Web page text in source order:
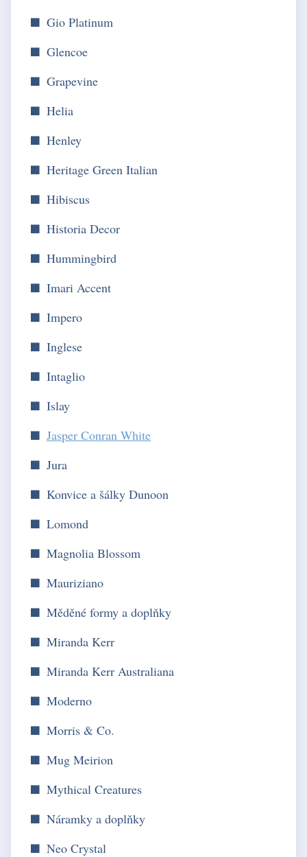
Gio Platinum
Glencoe
Grapevine
Helia
Henley
Heritage Green Italian
Hibiscus
Historia Decor
Hummingbird
Imari Accent
Impero
Inglese
Intaglio
Islay
Jasper Conran White
Jura
Konvice a šálky Dunoon
Lomond
Magnolia Blossom
Mauriziano
Měděné formy a doplňky
Miranda Kerr
Miranda Kerr Australiana
Moderno
Morris & Co.
Mug Meirion
Mythical Creatures
Náramky a doplňky
Neo Crystal